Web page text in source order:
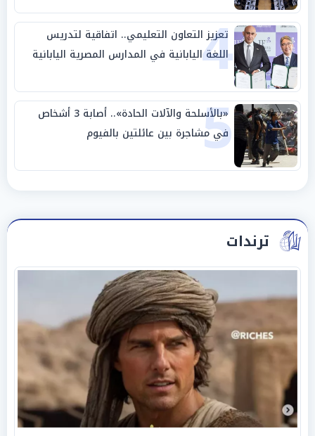
4
تعزيز التعاون التعليمي.. اتفاقية لتدريس
اللغة اليابانية في المدارس المصرية اليابانية
5
«بالأسلحة والآلات الحادة».. أصابة 3 أشخاص
في مشاجرة بين عائلتين بالفيوم
ترندات